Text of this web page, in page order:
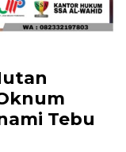
Tebu